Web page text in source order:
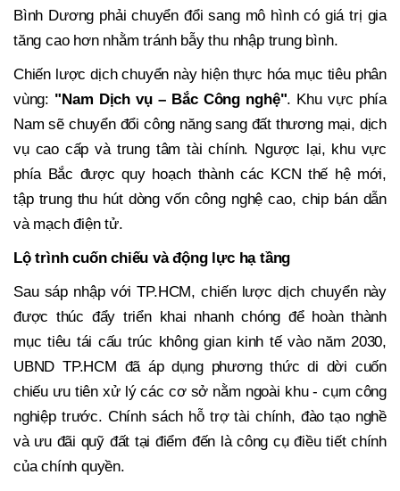
Bình Dương phải chuyển đổi sang mô hình có giá trị gia
tăng cao hơn nhằm tránh bẫy thu nhập trung bình.
Chiến lược dịch chuyển này hiện thực hóa mục tiêu phân
vùng: "Nam Dịch vụ – Bắc Công nghệ". Khu vực phía
Nam sẽ chuyển đổi công năng sang đất thương mại, dịch
vụ cao cấp và trung tâm tài chính. Ngược lại, khu vực
phía Bắc được quy hoạch thành các KCN thế hệ mới,
tập trung thu hút dòng vốn công nghệ cao, chip bán dẫn
và mạch điện tử.
Lộ trình cuốn chiếu và động lực hạ tầng
Sau sáp nhập với TP.HCM, chiến lược dịch chuyển này
được thúc đẩy triển khai nhanh chóng để hoàn thành
mục tiêu tái cấu trúc không gian kinh tế vào năm 2030,
UBND TP.HCM đã áp dụng phương thức di dời cuốn
chiếu ưu tiên xử lý các cơ sở nằm ngoài khu - cụm công
nghiệp trước. Chính sách hỗ trợ tài chính, đào tạo nghề
và ưu đãi quỹ đất tại điểm đến là công cụ điều tiết chính
của chính quyền.